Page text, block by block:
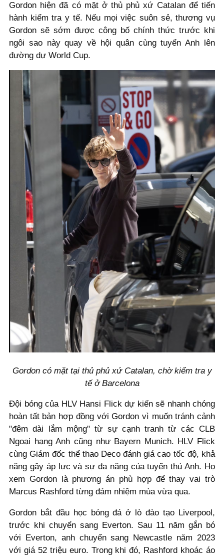
Gordon hiện đã có mặt ở thủ phủ xứ Catalan để tiến
hành kiểm tra y tế. Nếu mọi việc suôn sẻ, thương vụ
Gordon sẽ sớm được công bố chính thức trước khi
ngôi sao này quay về hội quân cùng tuyển Anh lên
đường dự World Cup.
Gordon có mặt tại thủ phủ xứ Catalan, chờ kiểm tra y
tế ở Barcelona
Đội bóng của HLV Hansi Flick dự kiến sẽ nhanh chóng
hoàn tất bản hợp đồng với Gordon vì muốn tránh cảnh
"đêm dài lắm mộng" từ sự cạnh tranh từ các CLB
Ngoại hạng Anh cũng như Bayern Munich. HLV Flick
cùng Giám đốc thể thao Deco đánh giá cao tốc độ, khả
năng gây áp lực và sự đa năng của tuyển thủ Anh. Họ
xem Gordon là phương án phù hợp để thay vai trò
Marcus Rashford từng đảm nhiệm mùa vừa qua.
Gordon bắt đầu học bóng đá ở lò đào tạo Liverpool,
trước khi chuyển sang Everton. Sau 11 năm gắn bó
với Everton, anh chuyển sang Newcastle năm 2023
với giá 52 triệu euro. Trong khi đó, Rashford khoác áo